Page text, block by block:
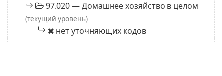
97.020 — Домашнее хозяйство в целом
(текущий уровень)
нет уточняющих кодов